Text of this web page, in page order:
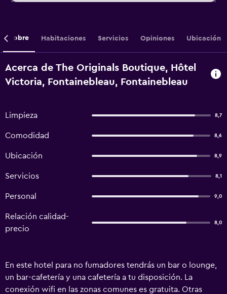
Sobre Habitaciones Servicios Opiniones Ubicación
Acerca de The Originals Boutique, Hôtel
Victoria, Fontainebleau, Fontainebleau
Limpieza 8,7
Comodidad 8,6
Ubicación 8,9
Servicios 8,1
Personal 9,0
Relación calidad-
precio
8,0
En este hotel para no fumadores tendrás un bar o lounge,
un bar-cafetería y una cafetería a tu disposición. La
conexión wifi en las zonas comunes es gratuita. Otras